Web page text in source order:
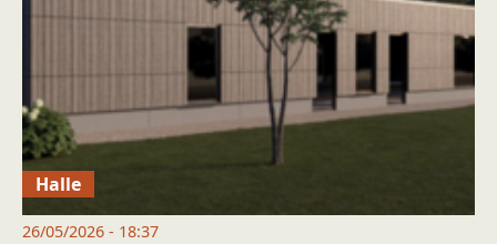
Halle
26/05/2026 - 18:37